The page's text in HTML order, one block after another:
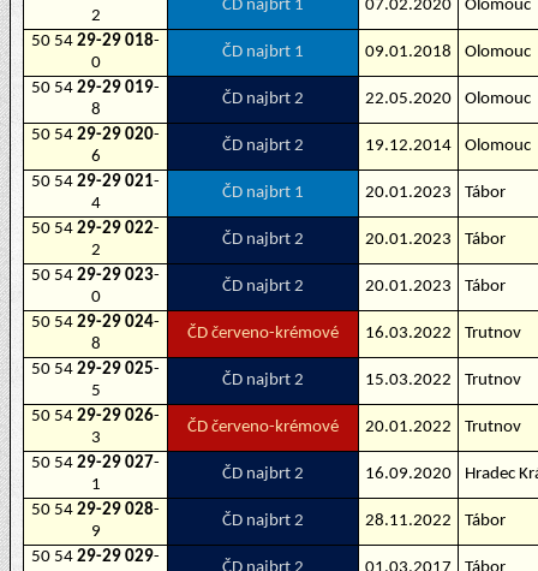
2
ČD najbrt 1 07.02.2020
Olomouc
50 54 29-29 018-
0
ČD najbrt 1 09.01.2018
Olomouc
50 54 29-29 019-
8
ČD najbrt 2 22.05.2020
Olomouc
50 54 29-29 020-
6
ČD najbrt 2 19.12.2014
Olomouc
50 54 29-29 021-
4
ČD najbrt 1 20.01.2023
Tábor
50 54 29-29 022-
2
ČD najbrt 2 20.01.2023
Tábor
50 54 29-29 023-
0
ČD najbrt 2 20.01.2023
Tábor
50 54 29-29 024-
8
ČD červeno-krémové 16.03.2022
Trutnov
50 54 29-29 025-
5
ČD najbrt 2 15.03.2022
Trutnov
50 54 29-29 026-
3
ČD červeno-krémové 20.01.2022
Trutnov
50 54 29-29 027-
1
ČD najbrt 2 16.09.2020
Hradec
50 54 29-29 028-
9
ČD najbrt 2 28.11.2022
Tábor
50 54 29-29 029-